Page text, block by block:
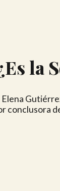
la
conclusora